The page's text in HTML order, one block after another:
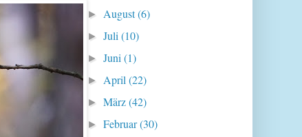
► August(6)
►Juli(10)
►Juni(1)
► April(22)
►März(42)
►Februar(30)